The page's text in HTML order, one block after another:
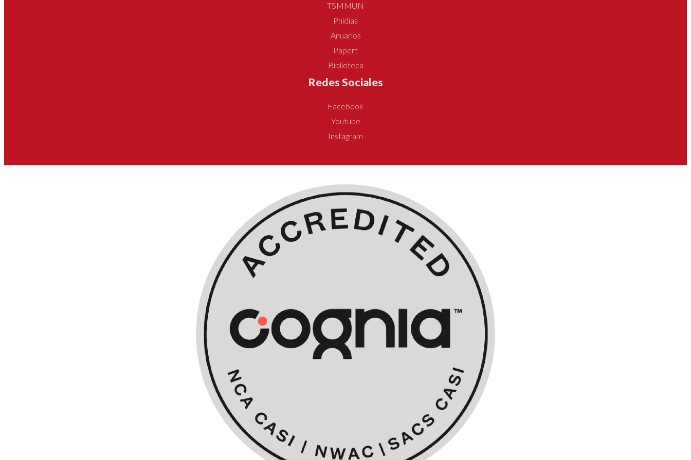
TSMMUN
Phidias
Anuarios
Papert
Biblioteca
Redes Sociales
Facebook
Youtube
Instagram